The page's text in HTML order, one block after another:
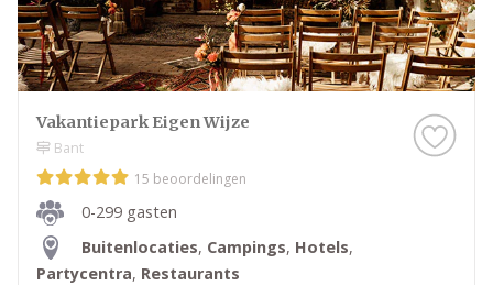
Vakantiepark Eigen Wijze
Bant
15 beoordelingen
0-299 gasten
Buitenlocaties, Campings, Hotels,
Partycentra, Restaurants